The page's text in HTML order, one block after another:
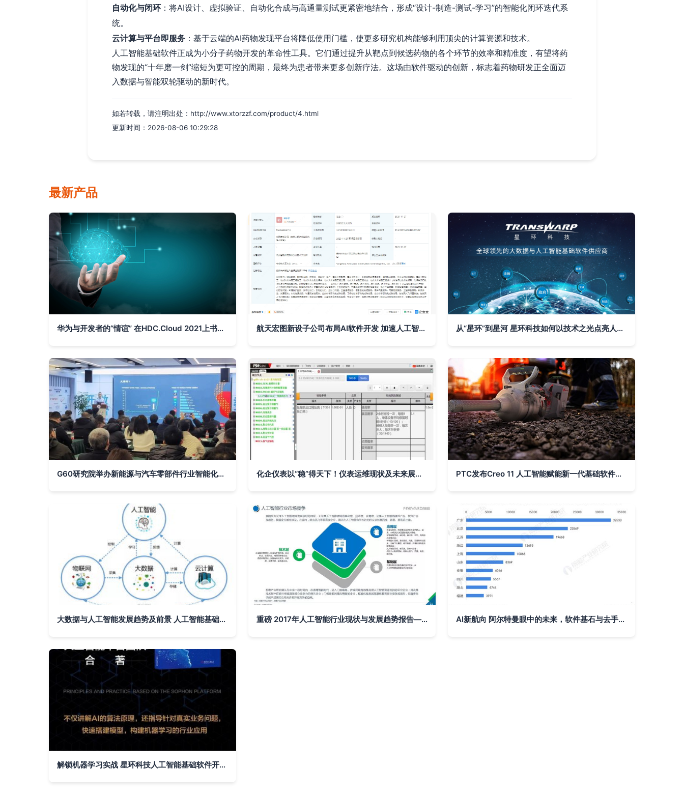
自动化与闭环：将AI设计、虚拟验证、自动化合成与高通量测试更紧密地结合，形成“设计-制造-测试-学习”的智能化闭环迭代系
统。
云计算与平台即服务 ：基于云端的AI药物发现平台将降低使用门槛，使更多研究机构能够利用顶尖的计算资源和技术。
人工智能基础软件正成为小分子药物开发的革命性工具。它们通过提升从靶点到候选药物的各个环节的效率和精准度，有望将药
物发现的“十年磨一剑”缩短为更可控的周期，最终为患者带来更多创新疗法。这场由软件驱动的创新，标志着药物研发正全面迈
入数据与智能双轮驱动的新时代。
如若转载，请注明出处：http://www.xtorzzf.com/product/4.html
更新时间：2026-08-06 10:29:28
最新产品
华为与开发者的“情谊” 在HDC.Cloud 2021上书写智能时代新篇 航天宏图新设子公司布局AI软件开发 加速人工智能领域技术落地 从“星环”到星河 星环科技如何以技术之光点亮人工智能软件开发的未来
G60研究院举办新能源与汽车零部件行业智能化技术改造培训班，聚焦AI基础软件实战应用 化企仪表以“稳”得天下！仪表运维现状及未来展望，另附我国智能工厂进程展望及人工智能基础软件开发 PTC发布Creo 11 人工智能赋能新一代基础软件开发平台
大数据与人工智能发展趋势及前景 人工智能基础软件的突破与展望 重磅 2017年人工智能行业现状与发展趋势报告——聚焦基础软件开发 AI新航向 阿尔特曼眼中的未来，软件基石与去手机化的智能世界
解锁机器学习实战 星环科技人工智能基础软件开发秘籍问世